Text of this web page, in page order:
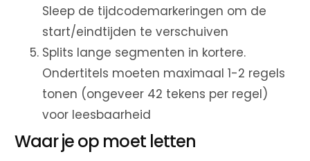
Sleep de tijdcodemarkeringen om de
start/eindtijden te verschuiven
Splits lange segmenten in kortere.
Ondertitels moeten maximaal 1-2 regels
tonen (ongeveer 42 tekens per regel)
voor leesbaarheid
Waar je op moet letten